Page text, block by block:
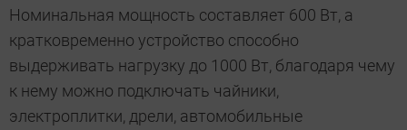
Номинальная мощность составляет 600 Вт, а
кратковременно устройство способно
выдерживать нагрузку до 1000 Вт, благодаря чему
к нему можно подключать чайники,
электроплитки, дрели, автомобильные